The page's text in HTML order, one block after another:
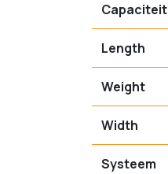
Capaciteit
Length
Weight
Width
Systeem